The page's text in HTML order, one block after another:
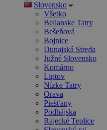
Slovensko
Všetko
Belianske Tatry
Bešeňová
Bojnice
Dunajská Streda
Južné Slovensko
Komárno
Liptov
Nízke Tatry
Orava
Piešťany
Podhájska
Rajecké Teplice